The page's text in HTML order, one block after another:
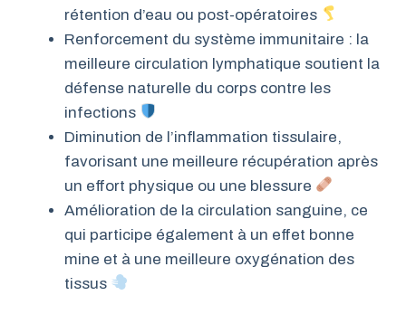
rétention d’eau ou post-opératoires
Renforcement du système immunitaire : la
meilleure circulation lymphatique soutient la
défense naturelle du corps contre les
infections
Diminution de l’inflammation tissulaire,
favorisant une meilleure récupération après
un effort physique ou une blessure
Amélioration de la circulation sanguine, ce
qui participe également à un effet bonne
mine et à une meilleure oxygénation des
tissus